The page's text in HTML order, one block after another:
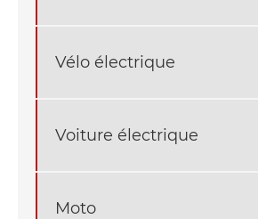
Vélo électrique
Voiture électrique
Moto